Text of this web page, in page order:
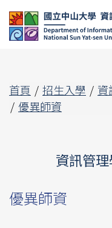
跳
到
主
容
區
首頁 招生入學
資
優異師資
資訊管
資訊管理學系
優異師資